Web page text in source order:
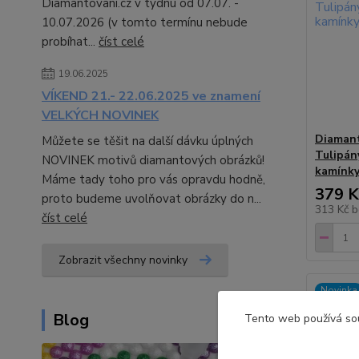
Diamantovani.cz v týdnu od 07.07. -
10.07.2026 (v tomto termínu nebude
probíhat... číst celé
19.06.2025
VÍKEND 21.- 22.06.2025 ve znamení
VELKÝCH NOVINEK
Můžete se těšit na další dávku úplných
NOVINEK motivů diamantových obrázků!
Máme tady toho pro vás opravdu hodně,
proto budeme uvolňovat obrázky do n...
číst celé
Zobrazit všechny novinky
Blog
kamínky
379
313 Kč
Novinka
Tento web používá